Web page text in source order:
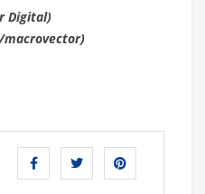
Digital)
macrovector)